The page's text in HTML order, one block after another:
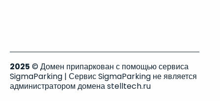
2025 © Домен припаркован с помощью сервиса
SigmaParking | Сервис SigmaParking не является
администратором домена stelltech.ru